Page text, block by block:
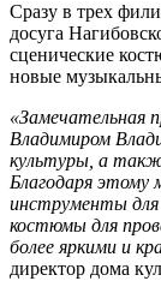
Сразу в трех
досуга
сценические
новые
«Замечательная
Владимиром
культуры, а
Благодаря этому
инструменты для
костюмы для
более яркими и
директор дома